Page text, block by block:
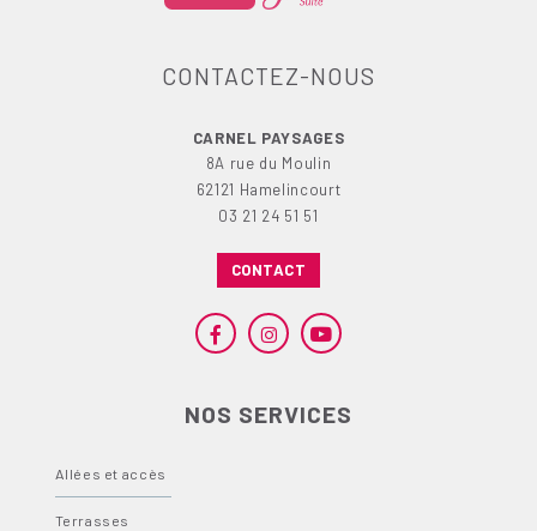
CONTACTEZ-NOUS
CARNEL PAYSAGES
8A rue du Moulin
62121 Hamelincourt
03 21 24 51 51
CONTACT
NOS SERVICES
Allées et accès
Terrasses